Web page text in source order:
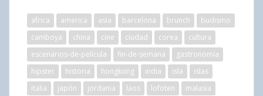
africa america asia barcelona brunch
budismo
camboya
china cine ciudad corea
cultura
escenarios-de-película
fin-de-semana
gastronomía
hipster
historia hongkong india isla
islas
italia
japón jordania laos lofoten
malasia